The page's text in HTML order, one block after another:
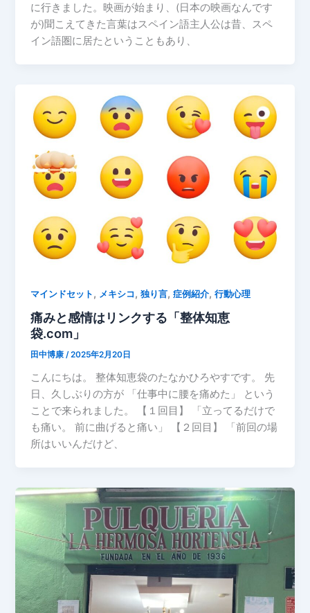
に行きました。映画が始まり、(日本の映画なんです
が)聞こえてきた言葉はスペイン語主人公は昔、スペ
イン語圏に居たということもあり、
マインドセット , メキシコ ,独り言,症例紹介,行動心理
痛みと感情はリンクする「整体知恵
袋.com」
田中博康/2025年2月20日
こんにちは。 整体知恵袋のたなかひろやすです。 先
日、久しぶりの方が 「仕事中に腰を痛めた」 という
ことで来られました。 【１回目】 「立ってるだけで
も痛い。 前に曲げると痛い」 【２回目】 「前回の場
所はいいんだけど、